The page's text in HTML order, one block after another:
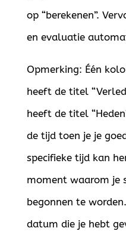
op “berekenen”.
en evaluatie
Opmerking: Één
heeft de titel
heeft de titel
de tijd toen je je
specifieke tijd kan
moment waarom je
begonnen te
datum die je hebt